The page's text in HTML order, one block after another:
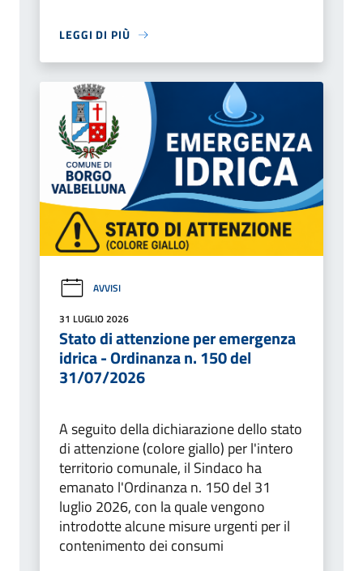
LEGGI DI PIÙ
AVVISI
31 LUGLIO 2026
Stato di attenzione per emergenza
idrica - Ordinanza n. 150 del
31/07/2026
A seguito della dichiarazione dello stato
di attenzione (colore giallo) per l'intero
territorio comunale, il Sindaco ha
emanato l'Ordinanza n. 150 del 31
luglio 2026, con la quale vengono
introdotte alcune misure urgenti per il
contenimento dei consumi